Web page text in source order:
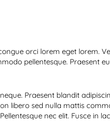
orci lorem eget lorem.
pellentesque. Praesent
Praesent blandit
libero sed nulla mattis
nec elit. Fusce in